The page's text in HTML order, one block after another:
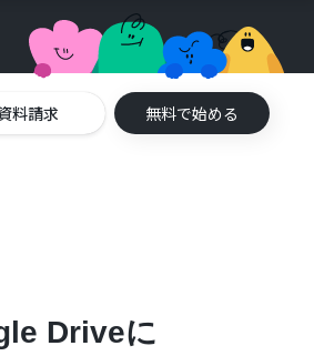
料請求 無料で始める
Driveに